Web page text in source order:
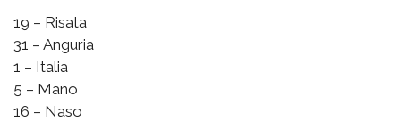
19 – Risata
31 – Anguria
1 – Italia
5 – Mano
16 – Naso